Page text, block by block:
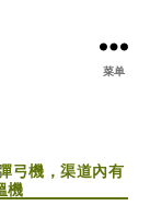
菜单
弓機，渠道內有
機